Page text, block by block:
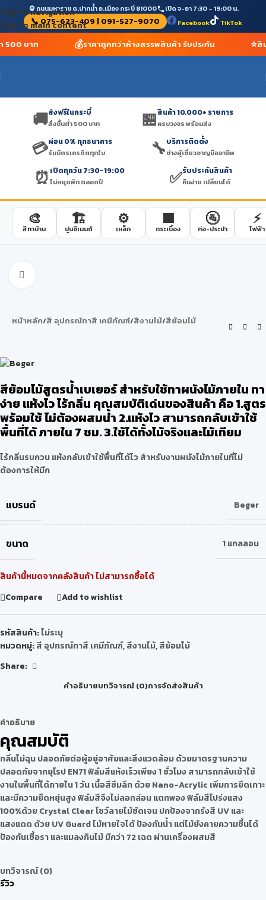
Skip to navigation
Skip to main content
ถนนมหาราช ต.ปากน้ำ อ.เมือง กระบี่ 81000 เปิด จ-อา 7:30 – 19:00 น.
📞 075-623-409 | 091-527-9070 Facebook TikTok
500 บาท 💰ราคาถูกกว่าห้างสรรพสินค้า รับประกัน ⭐สิ
🚚ส่งฟรีในกระบี่
สั่งขั้นต่ำ 500 บาท 🏪สินค้า 10,000+ รายการ
ครบวงจร พร้อมส่ง
💳ผ่อน 0% ทุกธนาคาร
รับบัตรเครดิตทุกใบ 🔧บริการติดตั้ง
ช่างผู้เชี่ยวชาญมืออาชีพ
⏰ เปิดทุกวัน 7:30-19:00
ไม่หยุดพัก ตลอดปี ✅รับประกันสินค้า
คืนง่าย เปลี่ยนได้
🎨
สีทาบ้าน
🏗️
ปูนซีเมนต์
⚙️
เหล็ก
🟫
กระเบื้อง
🚰
ท่อ-ประปา
⚡
ไฟฟ้า
หน้าหลัก/สี อุปกรณ์ทาสี เคมีภัณฑ์/สีงานไม้/สีย้อมไม้
สีย้อมไม้สูตรน้ำเบเยอร์ สำหรับใช้ทาผนังไม้ภายใน ทา
ง่าย แห้งไว ไร้กลิ่น คุณสมบัติเด่นของสินค้า คือ 1.สูตร
พร้อมใช้ ไม่ต้องผสมน้ำ 2.แห้งไว สามารถกลับเข้าใช้
พื้นที่ได้ ภายใน 7 ชม. 3.ใช้ได้ทั้งไม้จริงและไม้เทียม
ไร้กลิ่นรบกวน แห้งกลับเข้าใช้พื้นที่ได้ไว สำหรับงานผนังไม้ภายในที่ไม่
ต้องการให้มีก
แบรนด์ Beger
ขนาด 1 แกลลอน
สินค้านี้หมดจากคลังสินค้า ไม่สามารถซื้อได้
Compare
Add to wishlist
รหัสสินค้า:ไม่ระบุ
หมวดหมู่:สี อุปกรณ์ทาสี เคมีภัณฑ์,สีงานไม้,สีย้อมไม้
Share:
คำอธิบายบทวิจารณ์ (0)การจัดส่งสินค้า
คำอธิบาย
คุณสมบัติ
กลิ่นไม่ฉุน ปลอดภัยต่อผู้อยู่อาศัยและสิ่งแวดล้อม ด้วยมาตรฐานความ
ปลอดภัยจากยุโรป EN71 ฟิล์มสีแห้งเร็วเพียง 1 ชั่วโมง สามารถกลับเข้าใช้
งานในพื้นที่ได้ภายใน 1 วัน เนื้อสีซึมลึก ด้วย Nano-Acrylic เพิ่มการยึดเกาะ
และมีความยืดหยุ่นสูง ฟิล์มสีจึงไม่ลอกล่อน แตกพอง ฟิล์มสีโปร่งแสง
100%ด้วย Crystal Clear โชว์ลายไม้ชัดเจน ปกป้องจากรังสี UV และ
แสงแดด ด้วย UV Guard ไม้หายใจได้ ป้องกันน้ำ แต่ไม้ยังคายความชื้นได้
ป้องกันเชื้อรา และแมลงกินไม้ มีกว่า 72 เฉด ผ่านเครื่องผสมสี
บทวิจารณ์ (0)
รีวิว